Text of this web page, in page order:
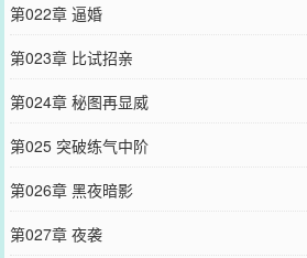
第022章 逼婚
第023章 比试招亲
第024章 秘图再显威
第025 突破练气中阶
第026章 黑夜暗影
第027章 夜袭